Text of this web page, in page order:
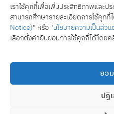
เราใช้คุกกี้เพื่อเพิ่มประสิทธิภาพและป
สามารถศึกษารายละเอียดการใช้คุกกี้
Notice)" หรือ "นโยบายความเป็นส่ว
เลือกตั้งค่ายินยอมการใช้คุกกี้ได้โดย
ยอ
ปฏิ
ร่วมงานกับเรา
ข่าวสารและกิจกรรม